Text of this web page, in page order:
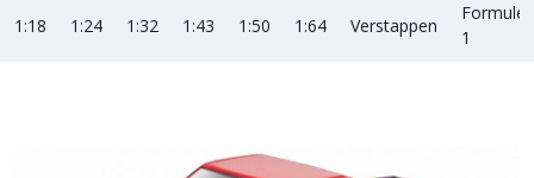
1:18 1:24 1:32 1:43 1:50 1:64 Verstappen
Formule
1